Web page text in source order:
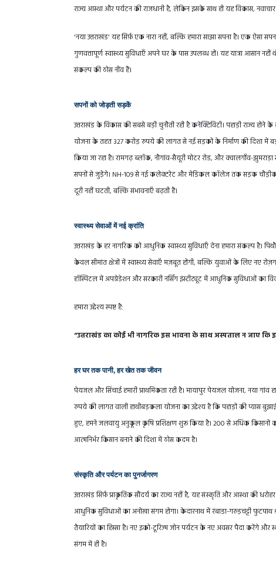
राज्य आस्था और पर्यटन की राजधानी है, लेकिन इसके साथ ही यह विकास,
'नया उत्तराखंड' यह सिर्फ़ एक नारा नहीं, बल्कि हमारा साझा सपना है। एक
गुणवत्तापूर्ण स्वास्थ्य सुविधाएँ अपने घर के पास उपलब्ध हों। यह यात्रा आसान
संकल्प की ठोस नींव हैं।
सपनों को जोड़ती सड़कें
उत्तराखंड के विकास की सबसे बड़ी चुनौती रही है कनेक्टिविटी। पहाड़ी राज्य
योजना के तहत 327 करोड़ रुपये की लागत से नई सड़कों के निर्माण की दिशा में
किया जा रहा है। रामगढ़ ब्लॉक, नौगांव-सैयूरी मोटर रोड, और क्वालगाँव-
सपनों से जुड़ेंगे। NH-109 से नई कलेक्टरेट और मेडिकल कॉलेज तक सड़क चौड़ीकरण
दूरी नहीं घटती, बल्कि संभावनाएँ बढ़ती हैं।
स्वास्थ्य सेवाओं में नई क्रांति
उत्तराखंड के हर नागरिक को आधुनिक स्वास्थ्य सुविधाएँ देना हमारा संकल्प है।
केवल सीमांत क्षेत्रों में स्वास्थ्य सेवाएँ मज़बूत होंगी, बल्कि युवाओं के लिए नए
हॉस्पिटल में अपग्रेडेशन और सरकारी नर्सिंग इंस्टीट्यूट में आधुनिक सुविधाओं का
हमारा उद्देश्य स्पष्ट है:
“उत्तराखंड का कोई भी नागरिक इस भावना के साथ अस्पताल न जाए
हर घर तक पानी, हर खेत तक जीवन
पेयजल और सिंचाई हमारी प्राथमिकता रही है। मायापुर पेयजल योजना, नया गांव
रुपये की लागत वाली हाथीबड़कला योजना का उद्देश्य है कि पहाड़ों की प्यास
हुए, हमने जलवायु अनुकूल कृषि प्रशिक्षण शुरू किया है। 200 से अधिक किसानों
आत्मनिर्भर किसान बनाने की दिशा में ठोस कदम है।
संस्कृति और पर्यटन का पुनर्जागरण
उत्तराखंड सिर्फ़ प्राकृतिक सौंदर्य का राज्य नहीं है, यह संस्कृति और आस्था की
आधुनिक सुविधाओं का अनोखा संगम होगा। केदारनाथ में रंबाडा-गरुड़चट्टी
तैयारियों का हिस्सा है। नए इको-टूरिज्म जोन पर्यटन के नए अवसर पैदा करेंगे
संगम में ही है।